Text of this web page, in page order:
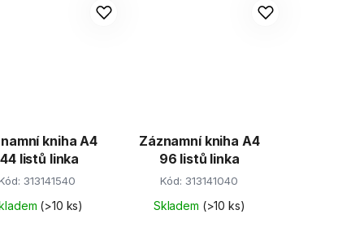
kniha A4
listů linka
313141540
(>10 ks)
Záznamní kniha A4
96 listů linka
Kód:313141040
Skladem (>10 ks)